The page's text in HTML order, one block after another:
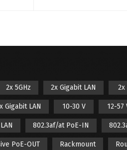
2x 5GHz 2x Gigabit LAN 2x
Gigabit LAN 10-30 V 12-57
802.3af/at PoE-IN
PoE-OUT Rackmount